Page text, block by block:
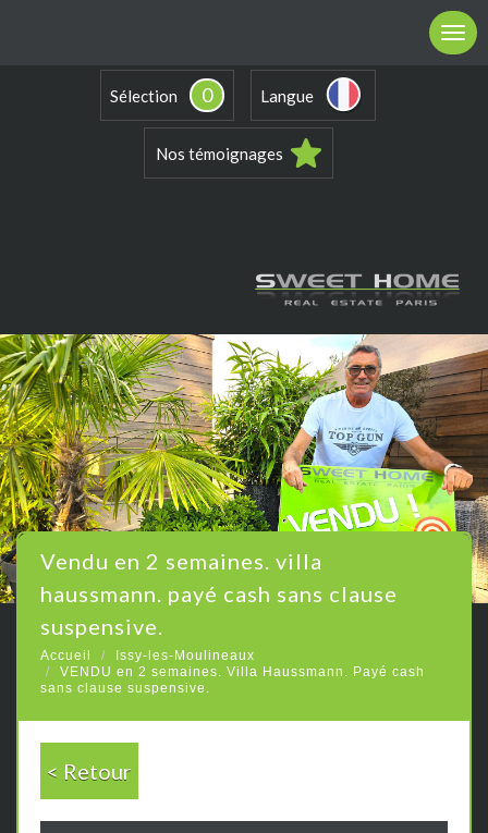
Sélection 0 Langue
Nos témoignages
vendu en 2 semaines. villa
haussmann. payé cash sans clause
suspensive.
Accueil
Issy-les-Moulineaux
VENDU en 2 semaines. Villa Haussmann. Payé cash
sans clause suspensive.
< Retour